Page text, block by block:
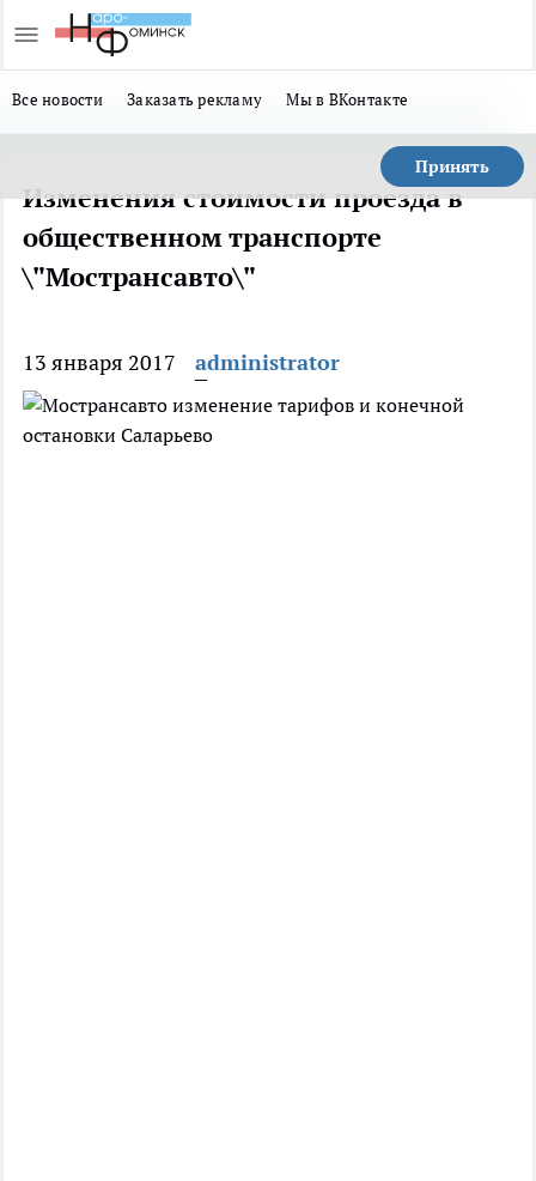
Все новости Заказать рекламу Мы в ВКонтакте
Принять
Изменения стоимости проезда в
общественном транспорте
\"Мострансавто\"
13 января 2017 administrator